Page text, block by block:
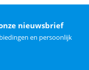
nieuwsbrief
en persoonlijk